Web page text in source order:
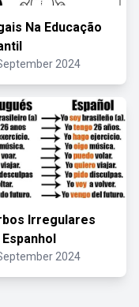
Na Educação
2024
Irregulares
Espanhol
2024